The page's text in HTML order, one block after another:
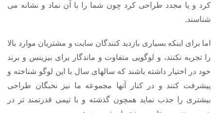
کرد و یا مجدد طراحی کرد چون شما را با آن نماد و نشانه می
شناسند.
اما برای اینکه بسیاری بازدید کنندگان سایت و مشتریان موارد بالا
را تجربه نکنند، و لوگویی متفاوت و ماندگار برای بیزینس و برند
خود در اختیار داشته باشند که سالهای سال با این لوگو شناخته و
پیشرفت کنند و در کنار آنها مجموعه ما نیز نخبگان طراحی
بیشتری را جذب نماید همچون گذشته و با تیمی قدرتمند تر در